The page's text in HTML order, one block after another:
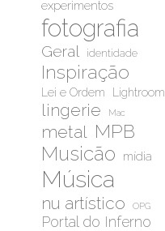
experimentos
fotografia
Geral identidade
Inspiração
Lei e Ordem Lightroom
lingerie Mac
metal MPB
Musicão mídia
Música
nu artístico OPG
Portal do Inferno